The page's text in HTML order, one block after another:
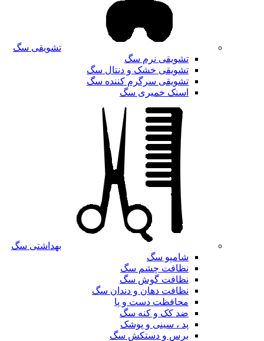
تشویقی سگ
تشویقی نرم سگ
تشویقی خشک و دنتال سگ
تشویقی سرگرم کننده سگ
اسنک خمیری سگ
بهداشتی سگ
شامپو سگ
نظافت چشم سگ
نظافت گوش سگ
نظافت دهان و دندان سگ
محافظت دست و پا
ضد کک و کنه سگ
پد ، سینی و پوشک
برس و دستکش سگ